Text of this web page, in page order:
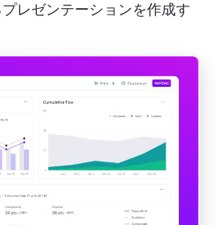
レゼンテーションを作成す